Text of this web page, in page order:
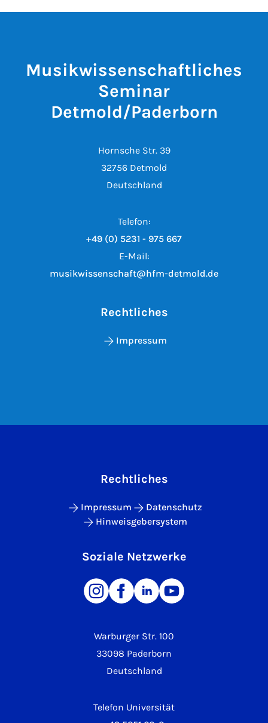
Musikwissenschaftliches
Seminar
Detmold/Paderborn
Hornsche Str. 39
32756 Detmold
Deutschland
Telefon:
+49 (0) 5231 - 975 667
E-Mail:
musikwissenschaft@hfm-detmold.de
Rechtliches
Impressum
Warburger Str. 100
33098 Paderborn
Deutschland
Telefon Universität
Rechtliches
Impressum
Datenschutz
Hinweisgebersystem
Soziale Netzwerke